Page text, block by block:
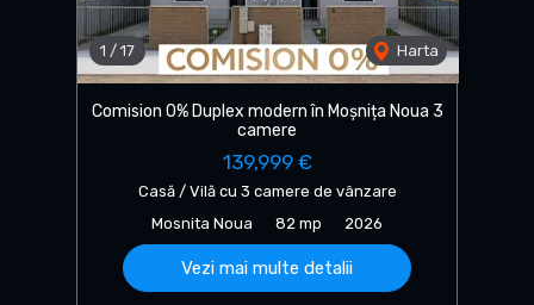
1 / 17 Harta
Comision 0% Duplex modern în Moșnița Noua 3
camere
139,999 €
Casă / Vilă cu 3 camere de vânzare
Mosnita Noua
82 mp 2026
Vezi mai multe detalii